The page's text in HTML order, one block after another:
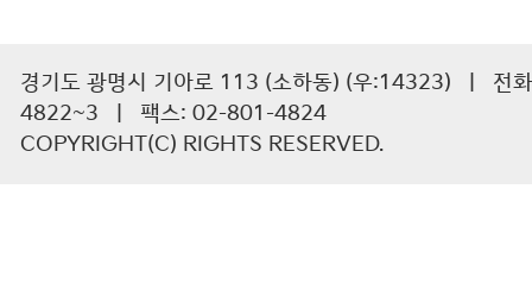
경기도 광명시 기아로 113 (소하동) (우:14323) | 전
4822~3 | 팩스: 02-801-4824
COPYRIGHT(C) RIGHTS RESERVED.